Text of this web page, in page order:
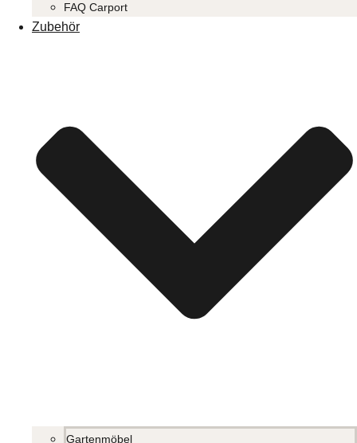
FAQ Carport
Zubehör
Gartenmöbel